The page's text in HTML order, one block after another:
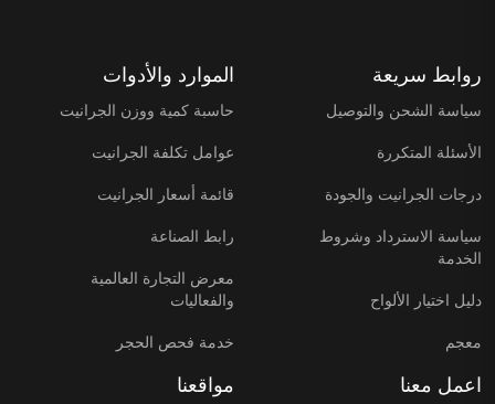
روابط سريعة
سياسة الشحن والتوصيل
الأسئلة المتكررة
درجات الجرانيت والجودة
سياسة الاسترداد وشروط
الخدمة
دليل اختيار الألواح
معجم
الموارد والأدوات
حاسبة كمية ووزن الجرانيت
عوامل تكلفة الجرانيت
قائمة أسعار الجرانيت
رابط الصناعة
معرض التجارة العالمية
والفعاليات
خدمة فحص الحجر
اعمل معنا مواقعنا